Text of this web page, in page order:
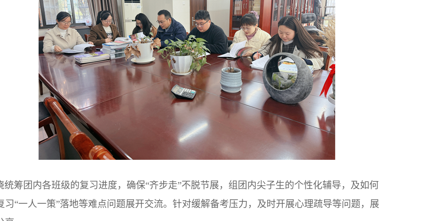
统筹团内各班级的复习进度，确保“齐步走”不脱节展，组团内尖子生的个性化辅导，及如何
习“一人一策”落地等难点问题展开交流。针对缓解备考压力，及时开展心理疏导等问题，展